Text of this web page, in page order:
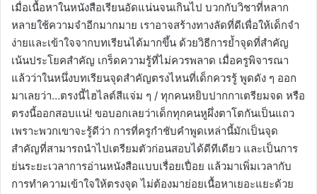
เมื่อเนื้อหาในหนังสือเรียนอัดแน่นจนเกินไป บวกกับวิชาที่หลาก
หลายใช้ความจำอีกมากมาย เราอาจสร้างทางลัดที่ดีเพื่อให้เด็กจำ
ง่ายและเข้าใจจากบทเรียนได้มากขึ้น ด้วยวิธีการย้ำจุดที่สำคัญ
เน้นประโยคสำคัญ เกร็ดความรู้ที่ไม่ควรพลาด เมื่อครูพิจารณา
แล้วว่าในหนึ่งบทเรียนจุดสำคัญตรงไหนที่เด็กควรรู้ พูดดัง ๆ ออก
มาเลยว่า…ตรงนี้ไฮไลต์สีแจ่ม ๆ / ทุกคนหยิบปากกาเตรียมจด หรือ
ตรงนี้ออกสอบแน่! ขอบอกเลยว่าเด็กทุกคนหูผึ่งตาโตกันเป็นแถว
เพราะพวกเขาจะรู้ดีว่า การที่ครูกำชับคำพูดเหล่านี้มักเป็นจุด
สำคัญที่สามารถนำไปเตรียมตัวก่อนสอบได้ดีทีเดียว และเป็นการ
ย่นระยะเวลาการอ่านหนังสือแบบเรื่อยเปื่อย แล้วมาเพิ่มเวลากับ
การทำความเข้าใจให้ตรงจุด ไม่ต้องมาย่อยเนื้อหาเยอะแยะด้วย